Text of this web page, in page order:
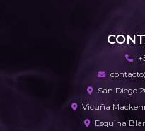
San Diego
Vicuña
Esquina